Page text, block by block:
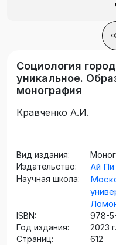
Социология
уникальное.
монография
Кравченко А.И.
Вид издания:
Издательство:
Ай
Научная школа:
ISBN:
978-
Год издания:
2023 г.
Страниц:
612